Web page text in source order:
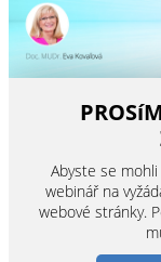
Abyste se mohli
webinář na
webové stránky.